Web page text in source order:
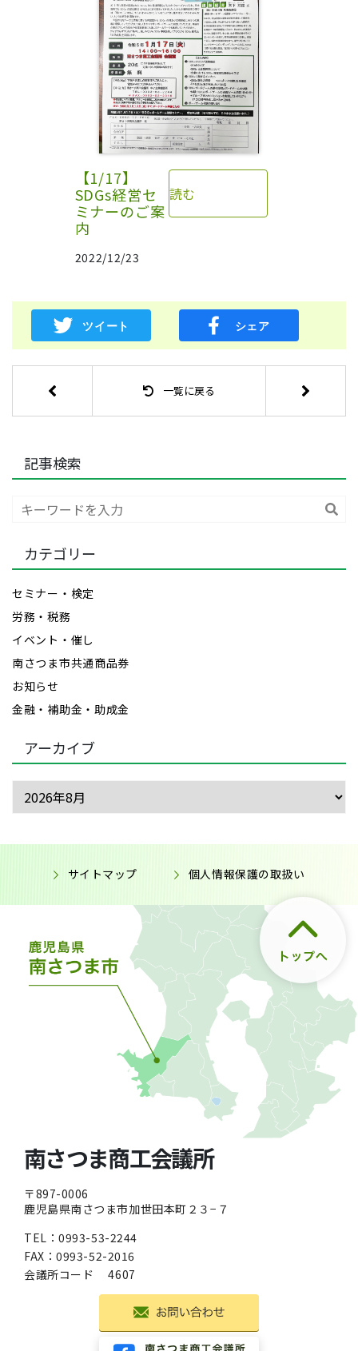
【1/17】
SDGs経営セ
ミナーのご案
内
2022/12/23
読む
一覧に戻る
記事検索
カテゴリー
セミナー・検定
労務・税務
イベント・催し
南さつま市共通商品券
お知らせ
金融・補助金・助成金
アーカイブ
サイトマップ 個人情報保護の取扱い
南さつま商工会議所
〒897-0006
鹿児島県南さつま市加世田本町２３−７
TEL：0993-53-2244
FAX：0993-52-2016
会議所コード
4607